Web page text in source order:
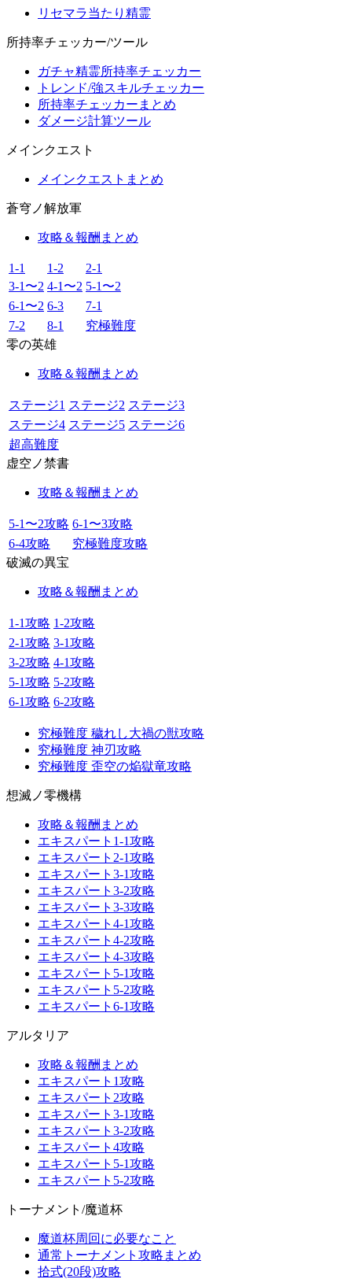
リセマラ当たり精霊
所持率チェッカー/ツール
ガチャ精霊所持率チェッカー
トレンド/強スキルチェッカー
所持率チェッカーまとめ
ダメージ計算ツール
メインクエスト
メインクエストまとめ
蒼穹ノ解放軍
攻略＆報酬まとめ
1-1 1-2
2-1
3-1〜2 4-1〜2 5-1〜2
6-1〜2 6-3
7-1
7-2
8-1
究極難度
零の英雄
攻略＆報酬まとめ
ステージ1 ステージ2 ステージ3
ステージ4 ステージ5 ステージ6
超高難度
虚空ノ禁書
攻略＆報酬まとめ
5-1〜2攻略 6-1〜3攻略
6-4攻略
究極難度攻略
破滅の異宝
攻略＆報酬まとめ
1-1攻略 1-2攻略
2-1攻略 3-1攻略
3-2攻略 4-1攻略
5-1攻略 5-2攻略
6-1攻略 6-2攻略
究極難度 穢れし大禍の獣攻略
究極難度 神刃攻略
究極難度 歪空の焔獄竜攻略
想滅ノ零機構
攻略＆報酬まとめ
エキスパート1-1攻略
エキスパート2-1攻略
エキスパート3-1攻略
エキスパート3-2攻略
エキスパート3-3攻略
エキスパート4-1攻略
エキスパート4-2攻略
エキスパート4-3攻略
エキスパート5-1攻略
エキスパート5-2攻略
エキスパート6-1攻略
アルタリア
攻略＆報酬まとめ
エキスパート1攻略
エキスパート2攻略
エキスパート3-1攻略
エキスパート3-2攻略
エキスパート4攻略
エキスパート5-1攻略
エキスパート5-2攻略
トーナメント/魔道杯
魔道杯周回に必要なこと
通常トーナメント攻略まとめ
拾式(20段)攻略